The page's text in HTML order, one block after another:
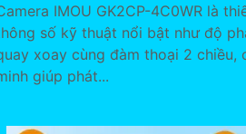
IMOU GK2CP-4C0WR là
số kỹ thuật nổi bật như độ
xoay cùng đàm thoại 2 chiều,
giúp phát...